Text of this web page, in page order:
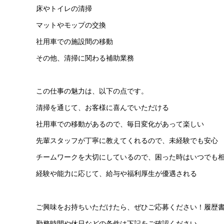
床やトイレの清掃
マットやモップの交換
社用車での施設間の移動
その他、清掃に関わる補助業務
この仕事の魅力は、以下の点です。
清掃を通じて、お客様に喜んでいただける
社用車での移動があるので、毎日変化があって楽しい
先輩スタッフが丁寧に教えてくれるので、未経験でも安心
チームワークを大切にしているので、困った時はいつでも
経験や能力に応じて、給与や福利厚生が優遇される
ご興味をお持ちいただけたら、ぜひご応募ください！履歴書